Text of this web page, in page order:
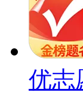
优志